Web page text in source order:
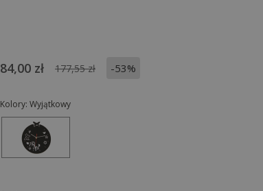
84,00 zł 177,55 zł -53%
Kolory: Wyjątkowy